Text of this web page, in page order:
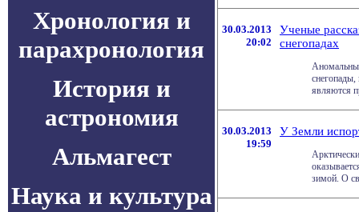
Хронология и
парахронология
История и
астрономия
Альмагест
Наука и культура
30.03.2013
20:02
Ученые
снегопадах
являются
30.03.2013
19:59
У Земли
зимой. О